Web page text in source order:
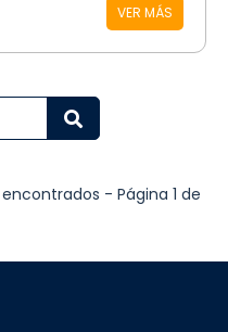
VER MÁS
- Página 1 de